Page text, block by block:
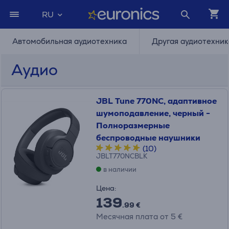
RU
Автомобильная аудиотехника Другая
Аудио
JBL Tune 770NC, адаптивное
шумоподавление, черный -
Полноразмерные
беспроводные наушники
(10)
JBLT770NCBLK
в наличии
Цена:
139.99 €
Месячная плата от 5 €